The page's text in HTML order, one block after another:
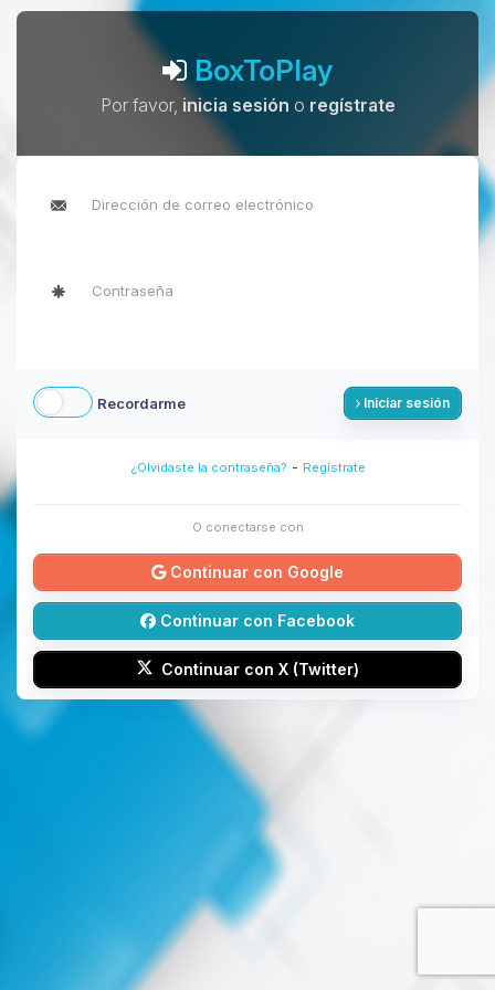
BoxToPlay
Por favor, inicia sesión o regístrate
Recordarme Iniciar sesión
¿Olvidaste la contraseña? - Regístrate
O conectarse con
Continuar con Google
Continuar con Facebook
Continuar con X (Twitter)